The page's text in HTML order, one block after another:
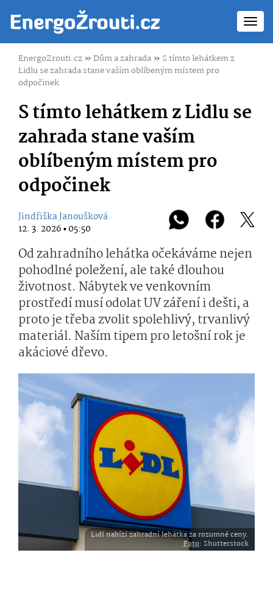
EnergoZrouti.cz»Dům a zahrada» S tímto lehátkem z
Lidlu se zahrada stane vaším oblíbeným místem pro
odpočinek
S tímto lehátkem z Lidlu se
zahrada stane vaším
oblíbeným místem pro
odpočinek
Jindřiška Janoušková
12. 3. 2026 ▪ 05:50
Od zahradního lehátka očekáváme nejen
pohodlné poležení, ale také dlouhou
životnost. Nábytek ve venkovním
prostředí musí odolat UV záření i dešti, a
proto je třeba zvolit spolehlivý, trvanlivý
materiál. Naším tipem pro letošní rok je
akáciové dřevo.
Lidl nabízí zahradní lehátka za rozumné ceny.
Foto: Shutterstock